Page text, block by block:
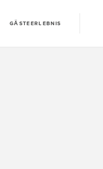
GÄSTEERLEBNIS